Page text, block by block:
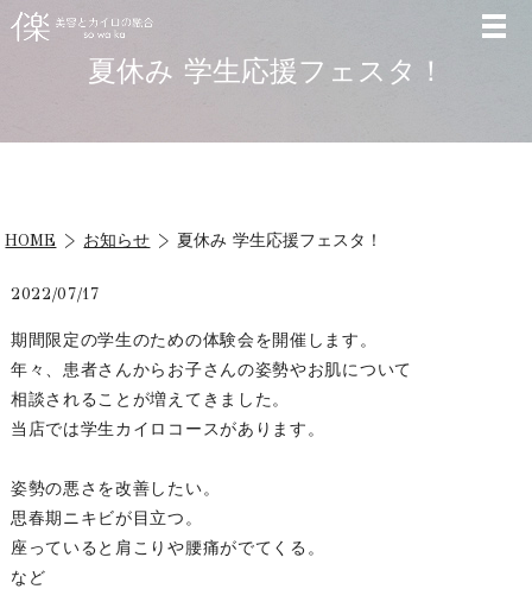
夏休み 学生応援フェスタ！
HOME お知らせ 夏休み 学生応援フェスタ！
2022/07/17
期間限定の学生のための体験会を開催します。
年々、患者さんからお子さんの姿勢やお肌について
相談されることが増えてきました。
当店では学生カイロコースがあります。
姿勢の悪さを改善したい。
思春期ニキビが目立つ。
座っていると肩こりや腰痛がでてくる。
など